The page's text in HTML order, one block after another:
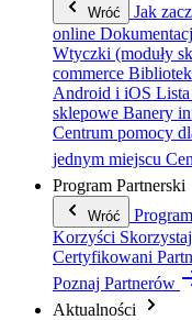
Wróć Jak
online
Wtyczki (moduły
commerce
Android i iOS
sklepowe Banery
Centrum pomocy
jednym miejscu
Program Partnerski
Wróć
Korzyści
Certyfikowani
Poznaj Partnerów
Aktualności